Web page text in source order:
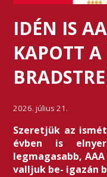
IDÉN IS
KAPOTT
2026. július 21.
Szeretjük az
évben is
legmagasabb,
valljuk be- igazán